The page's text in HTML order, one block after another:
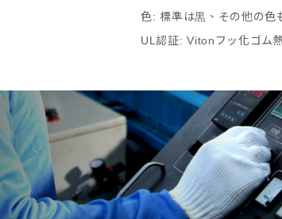
色: 標準は黒、その他の色
UL認証: Vitonフッ化ゴム